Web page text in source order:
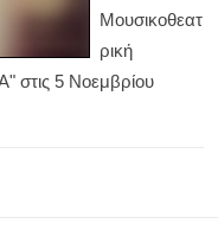
Μουσικοθεατ
ρική
5 Νοεμβρίου